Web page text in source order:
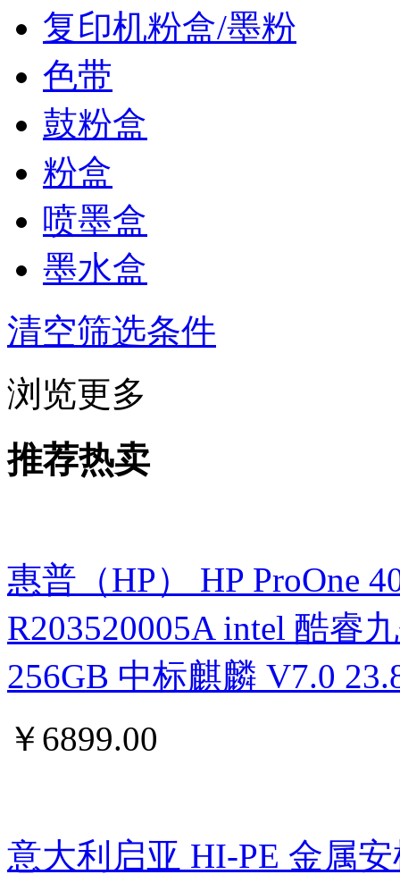
复印机粉盒/墨粉
色带
鼓粉盒
粉盒
喷墨盒
墨水盒
清空筛选条件
浏览更多
推荐热卖
惠普（HP） HP ProOne
R203520005A intel 酷睿
256GB 中标麒麟 V7.0
￥ 6899.00
意大利启亚 HI-PE 金属